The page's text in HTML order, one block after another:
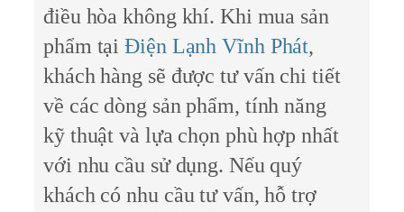
điều hòa không khí. Khi mua sản
phẩm tại Điện Lạnh Vĩnh Phát,
khách hàng sẽ được tư vấn chi tiết
về các dòng sản phẩm, tính năng
kỹ thuật và lựa chọn phù hợp nhất
với nhu cầu sử dụng. Nếu quý
khách có nhu cầu tư vấn, hỗ trợ